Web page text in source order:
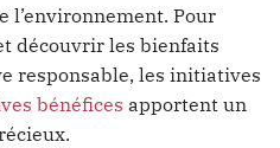
l’environnement. Pour
découvrir les bienfaits
responsable, les initiatives
bénéfices apportent un